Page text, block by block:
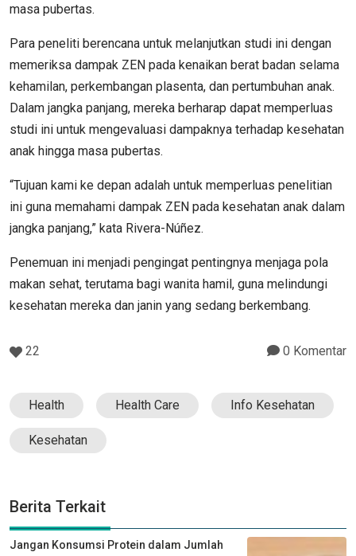
masa pubertas.
Para peneliti berencana untuk melanjutkan studi ini dengan
memeriksa dampak ZEN pada kenaikan berat badan selama
kehamilan, perkembangan plasenta, dan pertumbuhan anak.
Dalam jangka panjang, mereka berharap dapat memperluas
studi ini untuk mengevaluasi dampaknya terhadap kesehatan
anak hingga masa pubertas.
“Tujuan kami ke depan adalah untuk memperluas penelitian
ini guna memahami dampak ZEN pada kesehatan anak dalam
jangka panjang,” kata Rivera-Núñez.
Penemuan ini menjadi pengingat pentingnya menjaga pola
makan sehat, terutama bagi wanita hamil, guna melindungi
kesehatan mereka dan janin yang sedang berkembang.
22 0 Komentar
Health Health Care Info Kesehatan
Kesehatan
Berita Terkait
Jangan Konsumsi Protein dalam Jumlah